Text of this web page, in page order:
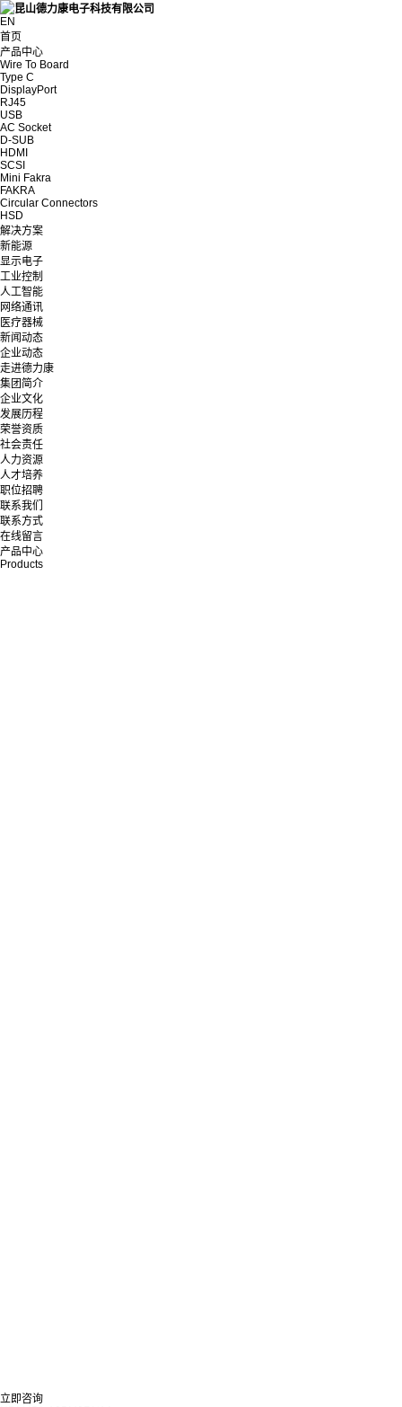
EN
首页
产品中心
Wire To Board
Type C
DisplayPort
RJ45
USB
AC Socket
D-SUB
HDMI
SCSI
Mini Fakra
FAKRA
Circular Connectors
HSD
解决方案
新能源
显示电子
工业控制
人工智能
网络通讯
医疗器械
新闻动态
企业动态
走进德力康
集团简介
企业文化
发展历程
荣誉资质
社会责任
人力资源
人才培养
职位招聘
联系我们
联系方式
在线留言
产品中心
Products
立即咨询